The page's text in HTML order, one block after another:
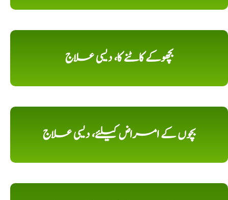
بچھوکے کاٹنے کا، دیسی علاج
بچوں کے امراض کیلئے، دیسی علاج